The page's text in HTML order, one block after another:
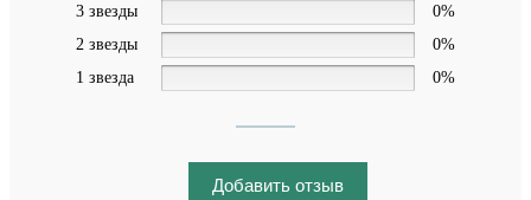
3 звезды
0%
2 звезды
0%
1 звезда
0%
Добавить отзыв